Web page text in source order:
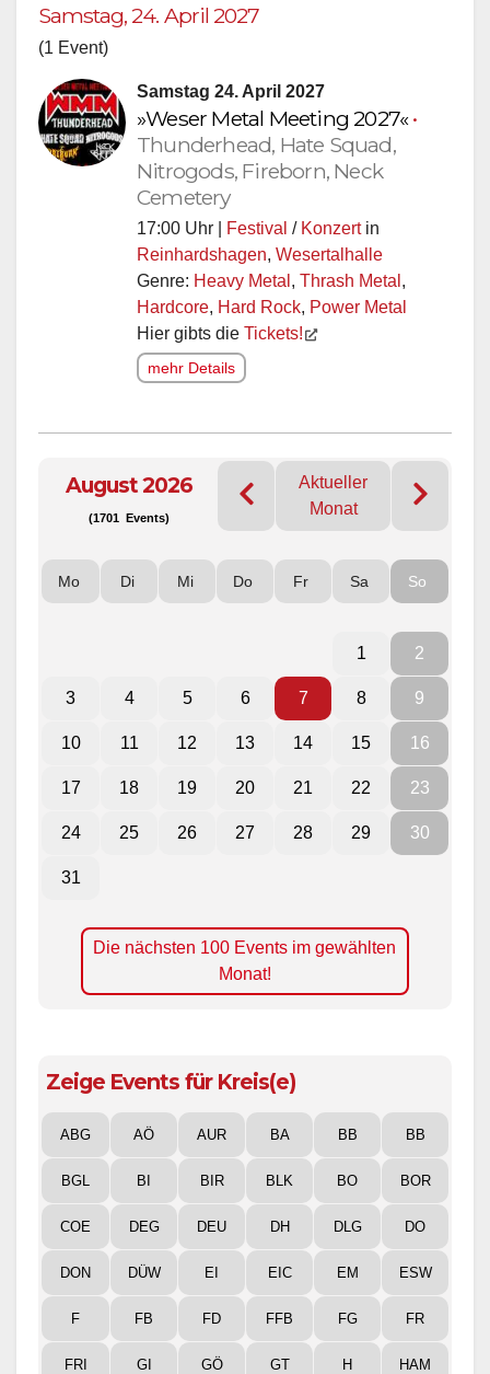
Samstag, 24. April 2027
(1 Event)
Samstag 24. April 2027
»Weser Metal Meeting 2027«•
Thunderhead, Hate Squad,
Nitrogods, Fireborn, Neck
Cemetery
17:00 Uhr | Festival / Konzertin
Reinhardshagen, Wesertalhalle
Genre: Heavy Metal , Thrash Metal ,
Hardcore, Hard Rock, Power Metal
Hier gibts die Tickets!
mehr Details
August 2026
(1701 Events)
Aktueller
Monat
Mo Di Mi Do Fr Sa So
1 2
3 4 5 6 7 8 9
10 11 12 13 14 15 16
17 18 19 20 21 22 23
24 25 26 27 28 29 30
31
Die nächsten 100 Events im gewählten
Monat!
Zeige Events für Kreis(e)
ABG AÖ AUR BA BB BB
BGL BI BIR BLK BO BOR
COE DEG DEU DH DLG DO
DON DÜW EI EIC EM ESW
F FB FD FFB FG FR
FRI GI GÖ GT H HAM